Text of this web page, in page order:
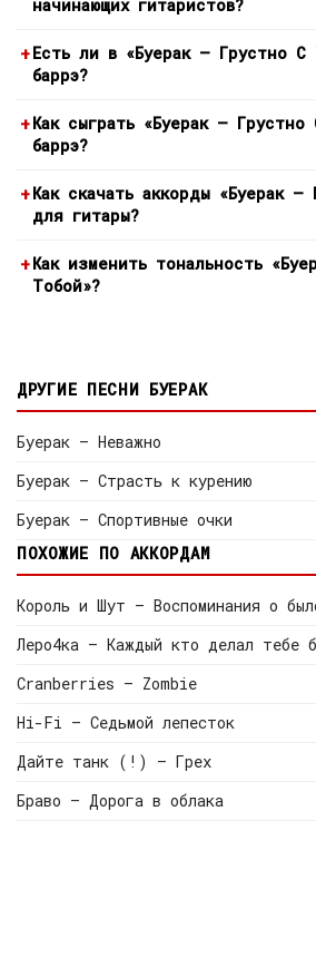
начинающих гитаристов?
Есть ли в «Буерак — Грустно С
баррэ?
Как сыграть «Буерак —
баррэ?
Как скачать аккорды «Буерак
для гитары?
Как изменить тональность
Тобой»?
ДРУГИЕ ПЕСНИ БУЕРАК
Буерак — Неважно
Буерак — Страсть к курению
Буерак — Спортивные очки
ПОХОЖИЕ ПО АККОРДАМ
Король и Шут — Воспоминания о
Леро4ка — Каждый кто делал тебе
Cranberries — Zombie
Hi-Fi — Седьмой лепесток
Дайте танк (!) — Грех
Браво — Дорога в облака